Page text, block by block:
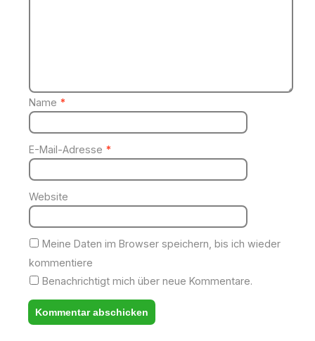
Name *
E-Mail-Adresse *
Website
Meine Daten im Browser speichern, bis ich wieder
kommentiere
Benachrichtigt mich über neue Kommentare.